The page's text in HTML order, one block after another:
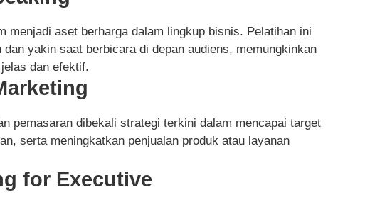
menjadi aset berharga dalam lingkup bisnis. Pelatihan ini
yakin saat berbicara di depan audiens, memungkinkan
dan efektif.
pemasaran dibekali strategi terkini dalam mencapai target
serta meningkatkan penjualan produk atau layanan
for Executive